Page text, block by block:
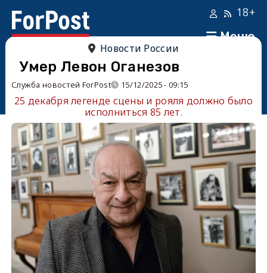
Меню
18+
Новости России
Умер Левон Оганезов
Служба новостей ForPost 15/12/2025 - 09:15
25 декабря легенде сцены и рояля должно было
исполниться 85 лет.